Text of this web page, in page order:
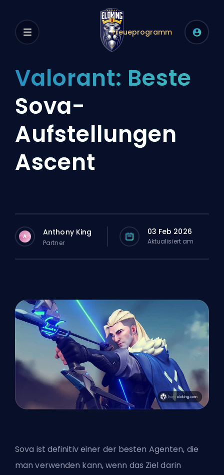
Treueprogramm
Valorant: Beste
Sova-
Aufstellungen
Ascent
A Anthony King
Partner
03 Feb 2026
Aktualisiert am
Sova ist definitiv einer der besten Agenten, die
man verwenden kann, wenn das Ziel darin